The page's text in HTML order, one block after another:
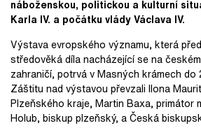
náboženskou, politickou a kulturní
Karla IV. a počátku vlády Václava IV.
Výstava evropského významu, která
středověká díla nacházející se na
zahraničí, potrvá v Masných krámech do
Záštitu nad výstavou převzali Ilona
Plzeňského kraje, Martin Baxa, primátor
Holub, biskup plzeňský, a Česká